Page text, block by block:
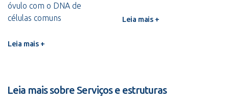
óvulo com o DNA de
células comuns
Leia mais +
Leia mais +
Leia mais sobre Serviços e estruturas